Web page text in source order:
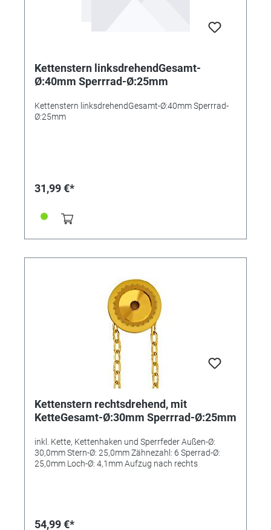
Kettenstern linksdrehendGesamt-
Ø:40mm Sperrrad-Ø:25mm
Kettenstern linksdrehendGesamt-Ø:40mm Sperrrad-
Ø:25mm
31,99 €*
Kettenstern rechtsdrehend, mit
KetteGesamt-Ø:30mm Sperrrad-Ø:25mm
inkl. Kette, Kettenhaken und Sperrfeder Außen-Ø:
30,0mm Stern-Ø: 25,0mm Zähnezahl: 6 Sperrad-Ø:
25,0mm Loch-Ø: 4,1mm Aufzug nach rechts
54,99 €*